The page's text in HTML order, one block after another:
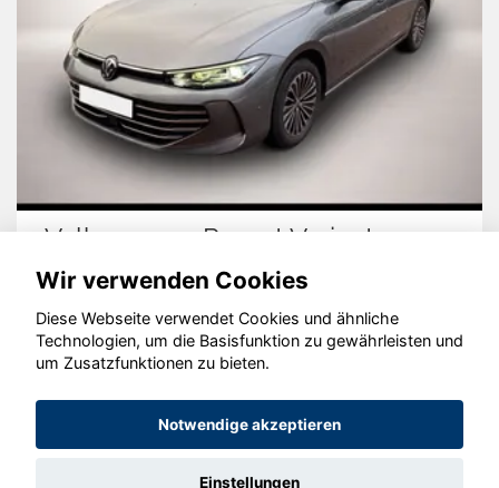
Volkswagen Passat Variant
© konjunkturmotor.de GmbH 2020 - 2026
Wir verwenden Cookies
Diese Webseite verwendet Cookies und ähnliche
Technologien, um die Basisfunktion zu gewährleisten und
um Zusatzfunktionen zu bieten.
Notwendige akzeptieren
Einstellungen